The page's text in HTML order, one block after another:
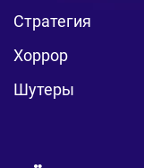
Стратегия
Хоррор
Шутеры